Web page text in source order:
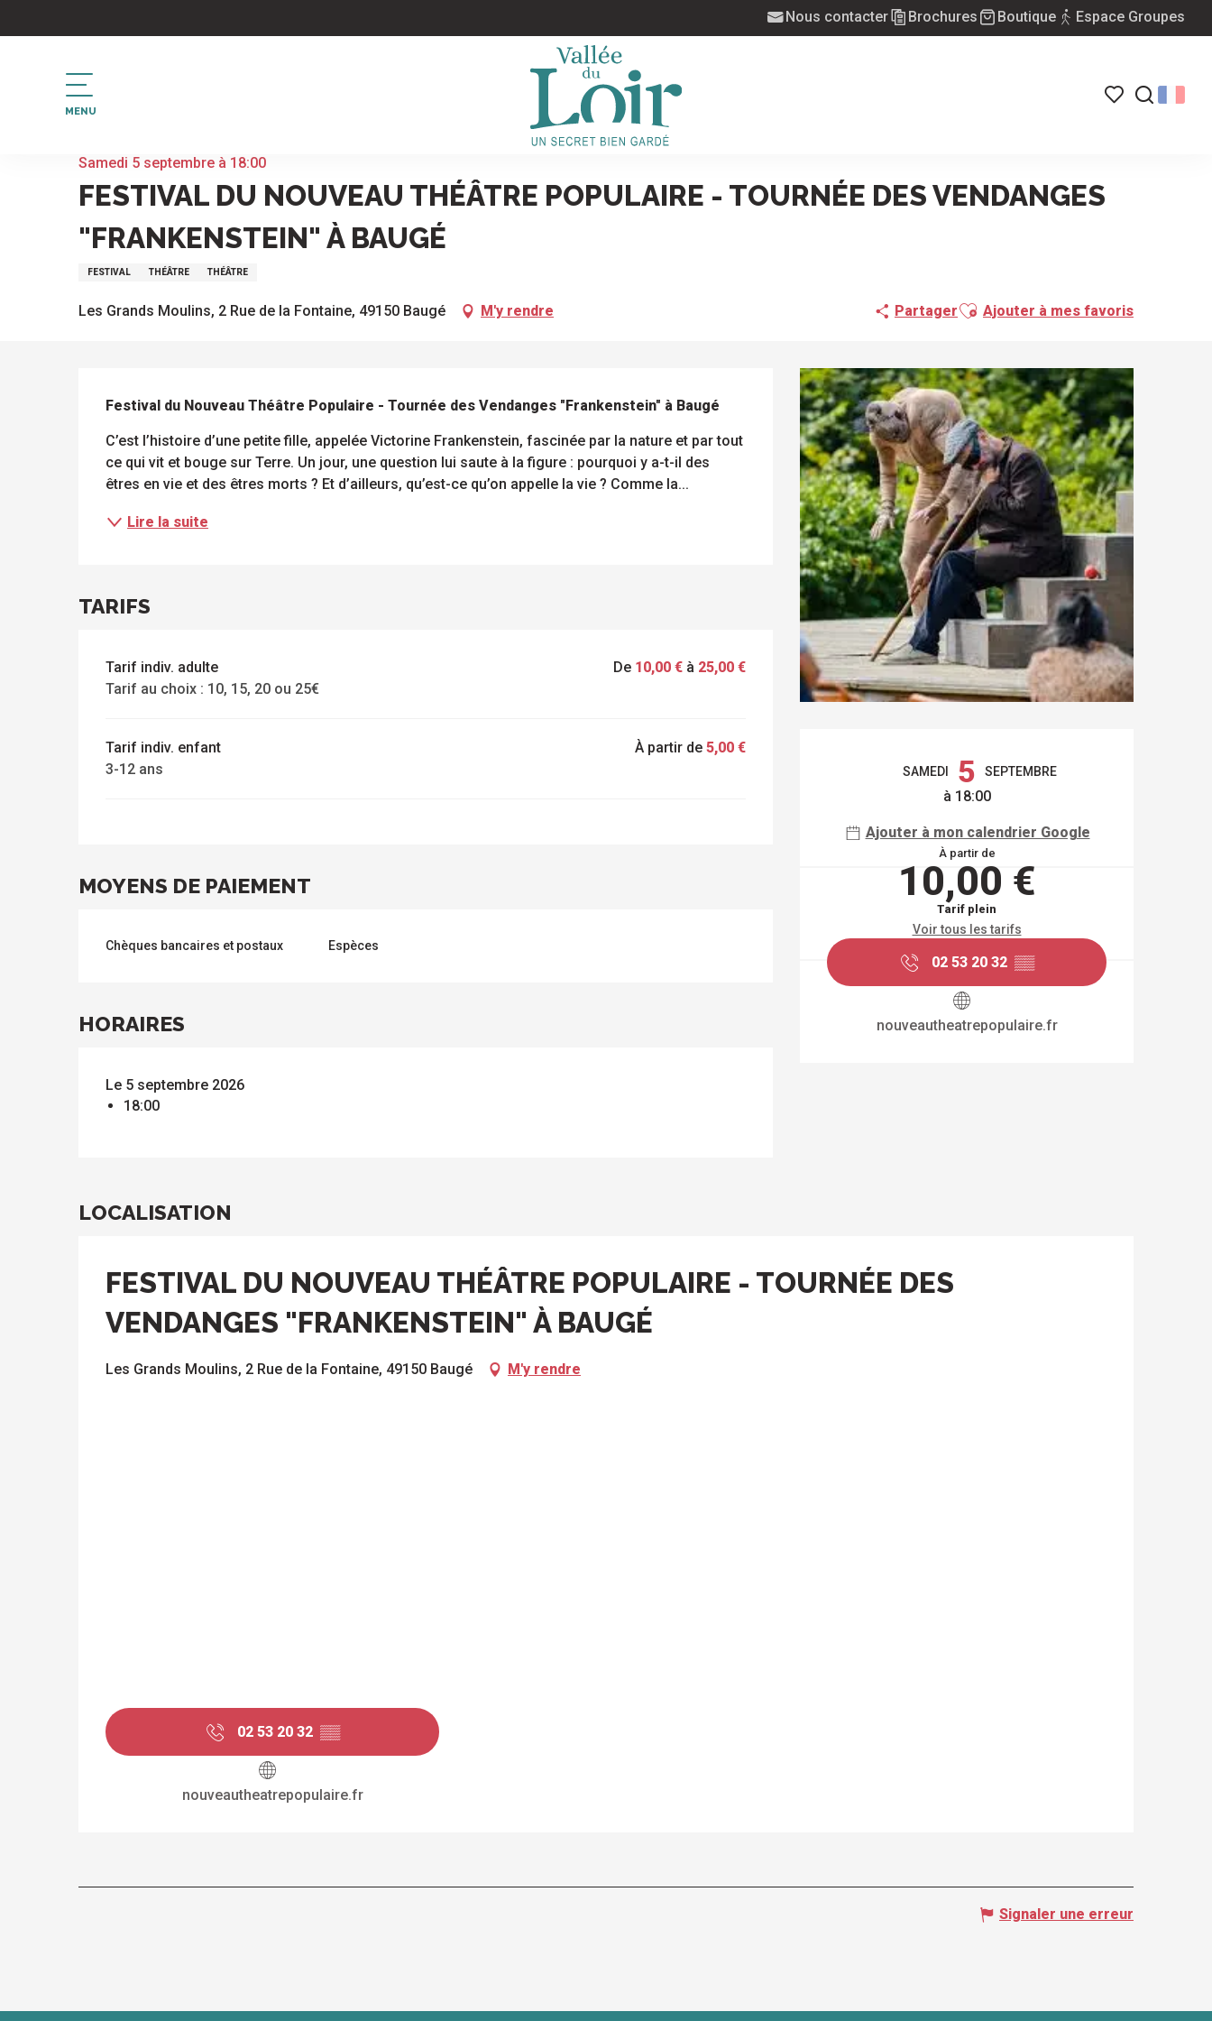
au
Nous contacter Brochures Boutique Espace Groupes
MENU
Toutes
les
activités
Accueil Festival du Nouveau Théâtre Populaire - Tournée des Vendanges "Frankenstein" à Baugé
Samedi 5 septembre à 18:00
FESTIVAL DU NOUVEAU THÉÂTRE POPULAIRE - TOURNÉE DES VENDANGES
"FRANKENSTEIN" À BAUGÉ
FESTIVAL THÉÂTRE THÉÂTRE
Les Grands Moulins, 2 Rue de la Fontaine, 49150 Baugé M'y rendre PartagerAjouter aux favoris
Ajouter à mes favoris
OUVERTURE ET
SAMEDI 5 SEPTEMBRE
à 18:00
Ajouter à mon calendrier Google
À partir de
10,00 €
Tarif plein
Voir tous les tarifs
02 53 20 32 ▒▒
nouveautheatrepopulaire.fr
DESCRIPTION
Festival du Nouveau Théâtre Populaire - Tournée des Vendanges "Frankenstein" à Baugé
C’est l’histoire d’une petite fille, appelée Victorine Frankenstein, fascinée par la nature et par tout
ce qui vit et bouge sur Terre. Un jour, une question lui saute à la figure : pourquoi y a-t-il des
êtres en vie et des êtres morts ? Et d’ailleurs, qu’est-ce qu’on appelle la vie ? Comme la...
Lire la suite
TARIFS
Tarif indiv. adulte
Tarif au choix : 10, 15, 20 ou 25€
De 10,00 € à 25,00 €
Tarif indiv. enfant
3-12 ans
À partir de5,00 €
MOYENS DE PAIEMENT
Chèques bancaires et postaux Espèces
HORAIRES
Le 5 septembre 2026
18:00
LOCALISATION
FESTIVAL DU NOUVEAU THÉÂTRE POPULAIRE - TOURNÉE DES
VENDANGES "FRANKENSTEIN" À BAUGÉ
Les Grands Moulins, 2 Rue de la Fontaine, 49150 Baugé M'y rendre
02 53 20 32 ▒▒
nouveautheatrepopulaire.fr
Signaler une erreur